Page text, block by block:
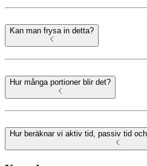
Kan man frysa in detta?
Hur många portioner blir det?
Hur beräknar vi aktiv tid, passiv tid